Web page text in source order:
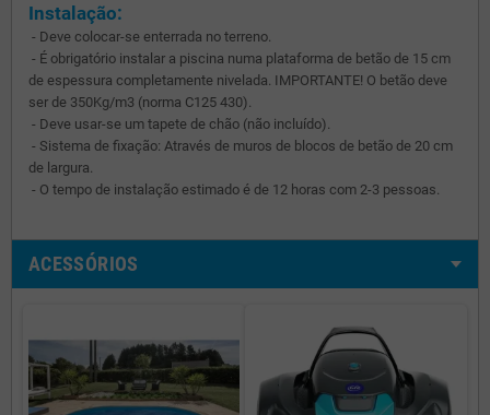
Instalação:
- Deve colocar-se enterrada no terreno.
- É obrigatório instalar a piscina numa plataforma de betão de 15 cm
de espessura completamente nivelada. IMPORTANTE! O betão deve
ser de 350Kg/m3 (norma C125 430).
- Deve usar-se um tapete de chão (não incluído).
- Sistema de fixação: Através de muros de blocos de betão de 20 cm
de largura.
- O tempo de instalação estimado é de 12 horas com 2-3 pessoas.
ACESSÓRIOS